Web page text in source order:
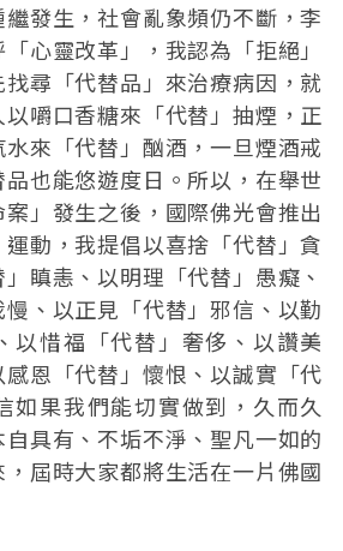
發生，社會亂象頻仍不斷，李
心靈改革」，我認為「拒絕」
尋「代替品」來治療病因，就
嚼口香糖來「代替」抽煙，正
來「代替」酗酒，一旦煙酒戒
也能悠遊度日。所以，在舉世
」發生之後，國際佛光會推出
運動，我提倡以喜捨「代替」貪
瞋恚、以明理「代替」愚癡、
、以正見「代替」邪信、以勤
以惜福「代替」奢侈、以讚美
感恩「代替」懷恨、以誠實「代
如果我們能切實做到，久而久
具有、不垢不淨、聖凡一如的
屆時大家都將生活在一片佛國